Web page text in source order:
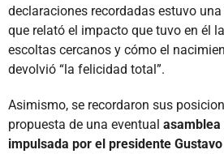
declaraciones recordadas estuvo
que relató el impacto que tuvo en él
escoltas cercanos y cómo el
devolvió “la felicidad total”.
Asimismo, se recordaron sus
propuesta de una eventual
impulsada por el presidente